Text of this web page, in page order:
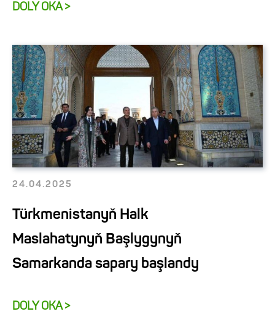
DOLY OKA >
24.04.2025
Türkmenistanyň Halk
Maslahatynyň Başlygynyň
Samarkanda sapary başlandy
DOLY OKA >